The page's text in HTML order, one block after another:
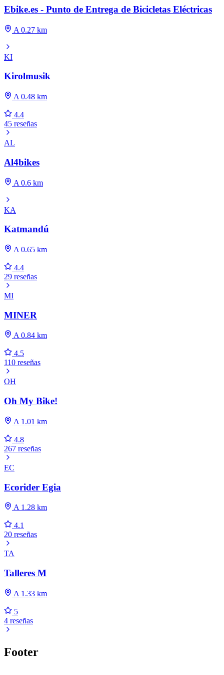
Ebike.es - Punto de Entrega de Bicicletas Eléctricas
A 0.27 km
KI
Kirolmusik
A 0.48 km
4.4
45 reseñas
AL
Al4bikes
A 0.6 km
KA
Katmandú
A 0.65 km
4.4
29 reseñas
MI
MINER
A 0.84 km
4.5
110 reseñas
OH
Oh My Bike!
A 1.01 km
4.8
267 reseñas
EC
Ecorider Egia
A 1.28 km
4.1
20 reseñas
TA
Talleres M
A 1.33 km
5
4 reseñas
Footer